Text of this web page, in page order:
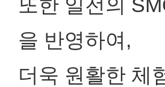
또한 일전의
을 반영하여,
더욱 원활한 체